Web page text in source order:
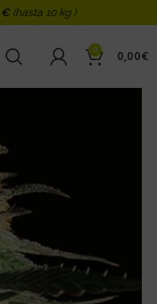
€ (hasta 10 kg )
0 0,00€